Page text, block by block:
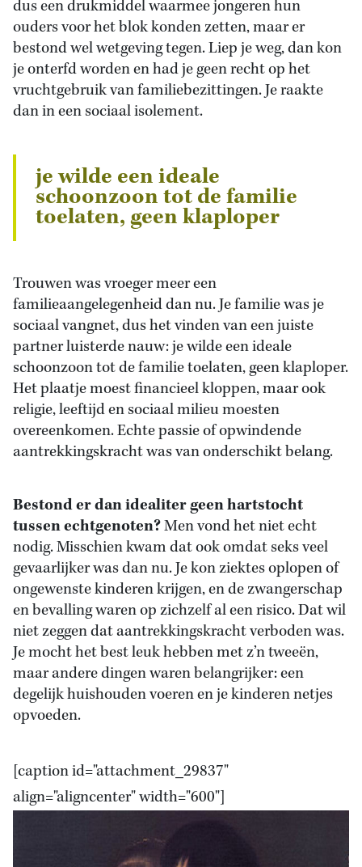
dus een drukmiddel waarmee jongeren hun
ouders voor het blok konden zetten, maar er
bestond wel wetgeving tegen. Liep je weg, dan kon
je onterfd worden en had je geen recht op het
vruchtgebruik van familiebezittingen. Je raakte
dan in een sociaal isolement.
je wilde een ideale
schoonzoon tot de familie
toelaten, geen klaploper
Trouwen was vroeger meer een
familieaangelegenheid dan nu. Je familie was je
sociaal vangnet, dus het vinden van een juiste
partner luisterde nauw: je wilde een ideale
schoonzoon tot de familie toelaten, geen klaploper.
Het plaatje moest financieel kloppen, maar ook
religie, leeftijd en sociaal milieu moesten
overeenkomen. Echte passie of opwindende
aantrekkingskracht was van onderschikt belang.
Bestond er dan idealiter geen hartstocht
tussen echtgenoten?Men vond het niet echt
nodig. Misschien kwam dat ook omdat seks veel
gevaarlijker was dan nu. Je kon ziektes oplopen of
ongewenste kinderen krijgen, en de zwangerschap
en bevalling waren op zichzelf al een risico. Dat wil
niet zeggen dat aantrekkingskracht verboden was.
Je mocht het best leuk hebben met z’n tweeën,
maar andere dingen waren belangrijker: een
degelijk huishouden voeren en je kinderen netjes
opvoeden.
[caption id="attachment_29837"
align="aligncenter" width="600"]